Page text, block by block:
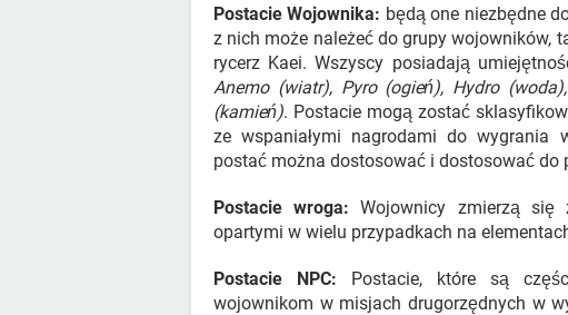
Postacie Wojownika: będą one niezbędne
z nich może należeć do grupy wojowników,
rycerz Kaei. Wszyscy posiadają
Anemo (wiatr), Pyro (ogień), Hydro
(kamień). Postacie mogą zostać
ze wspaniałymi nagrodami do wygrania
postać można dostosować i dostosować do
Postacie wroga: Wojownicy zmierzą się
opartymi w wielu przypadkach na
Postacie NPC: Postacie, które są
wojownikom w misjach drugorzędnych w